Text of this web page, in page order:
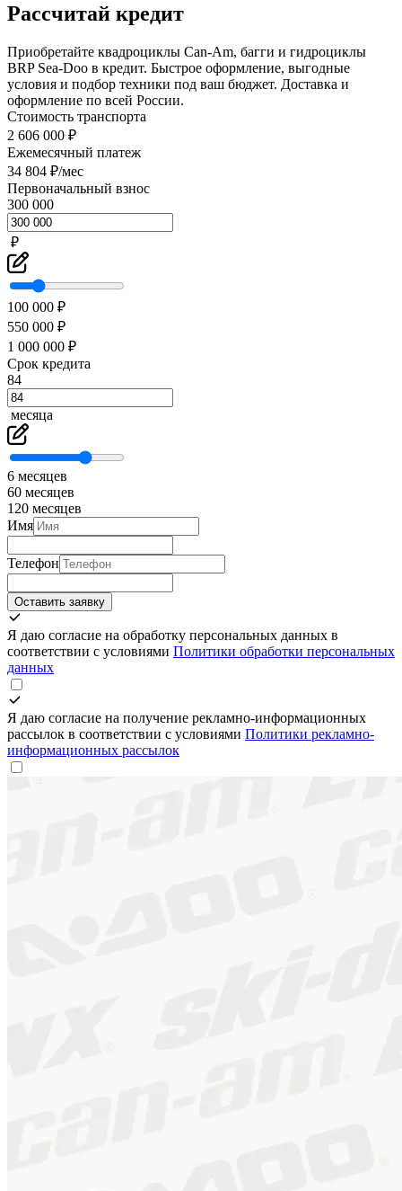
Рассчитай кредит
Приобретайте квадроциклы Can-Am, багги и гидроциклы
BRP Sea-Doo в кредит. Быстрое оформление, выгодные
условия и подбор техники под ваш бюджет. Доставка и
оформление по всей России.
Стоимость транспорта
2 606 000 ₽
Ежемесячный платеж
34 804 ₽/мес
Первоначальный взнос
300 000
₽
100 000 ₽
550 000 ₽
1 000 000 ₽
Срок кредита
84
месяца
6 месяцев
60 месяцев
120 месяцев
Имя
Телефон
Оставить заявку
Я даю согласие на обработку персональных данных в
соответствии с условиями Политики обработки персональных
данных
Я даю согласие на получение рекламно-информационных
рассылок в соответствии с условиями Политики рекламно-
информационных рассылок